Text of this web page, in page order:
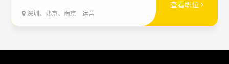
深圳、北京、南京 运营
查看职位